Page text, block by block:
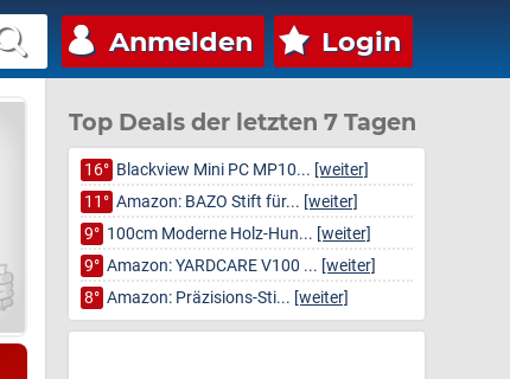
Anmelden Login
Top Deals der letzten 7 Tagen
16° Blackview Mini PC MP10... [weiter]
11° Amazon: BAZO Stift für... [weiter]
9° 100cm Moderne Holz-Hun... [weiter]
9° Amazon: YARDCARE V100 ... [weiter]
8° Amazon: Präzisions-Sti... [weiter]